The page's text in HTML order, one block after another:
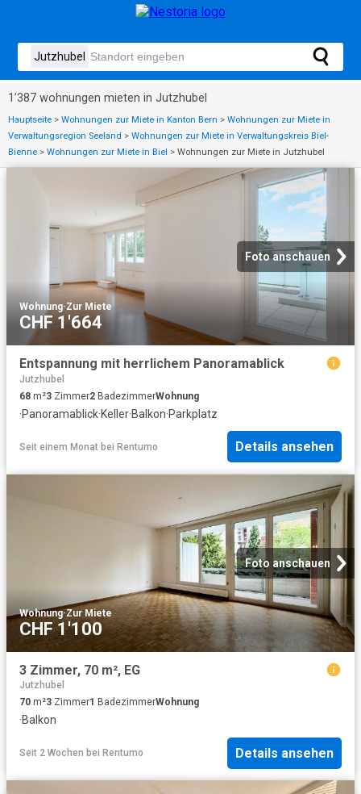
1’387 wohnungen mieten in Jutzhubel
Hauptseite > Wohnungen zur Miete in Kanton Bern > Wohnungen zur Miete in
Verwaltungsregion Seeland > Wohnungen zur Miete in Verwaltungskreis Biel-
Bienne > Wohnungen zur Miete in Biel > Wohnungen zur Miete in Jutzhubel
Foto anschauen
Wohnung·Zur Miete
CHF 1'664
Entspannung mit herrlichem Panoramablick
Jutzhubel
68 m²3 Zimmer2 BadezimmerWohnung
·Panoramablick·Keller·Balkon·Parkplatz
Seit einem Monat bei Rentumo Details ansehen
Foto anschauen
Wohnung·Zur Miete
CHF 1'100
3 Zimmer, 70 m², EG
Jutzhubel
70 m²3 Zimmer1 BadezimmerWohnung
·Balkon
Seit 2 Wochen bei Rentumo Details ansehen